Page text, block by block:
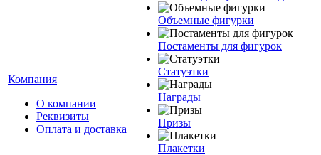
Компания
О компании
Реквизиты
Оплата и доставка
Объемные фигурки
Постаменты для фигурок
Статуэтки
Награды
Призы
Плакетки